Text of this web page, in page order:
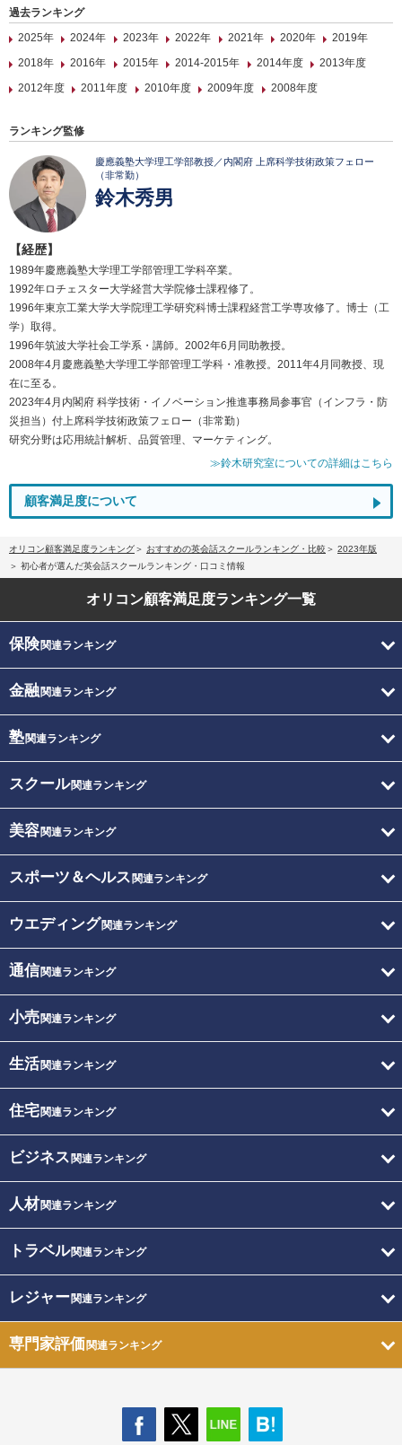
過去ランキング
2025年
2024年 2023年 2022年 2021年 2020年
2019年
2018年
2016年 2015年 2014-2015年 2014年度
2013年度
2012年度
2011年度 2010年度 2009年度 2008年度
ランキング監修
慶應義塾大学理工学部教授／内閣府 上席科学技術政策フェロー
（非常勤）
鈴木秀男
【経歴】
1989年慶應義塾大学理工学部管理工学科卒業。
1992年ロチェスター大学経営大学院修士課程修了。
1996年東京工業大学大学院理工学研究科博士課程経営工学専攻修了。博士（工
学）取得。
1996年筑波大学社会工学系・講師。2002年6月同助教授。
2008年4月慶應義塾大学理工学部管理工学科・准教授。2011年4月同教授、現
在に至る。
2023年4月内閣府 科学技術・イノベーション推進事務局参事官（インフラ・防
災担当）付上席科学技術政策フェロー（非常勤）
研究分野は応用統計解析、品質管理、マーケティング。
≫鈴木研究室についての詳細はこちら
顧客満足度について
オリコン顧客満足度ランキング おすすめの英会話スクールランキング・比較
2023年版
初心者が選んだ英会話スクールランキング・口コミ情報
オリコン顧客満足度ランキング一覧
保険関連ランキング
金融関連ランキング
塾関連ランキング
スクール関連ランキング
美容関連ランキング
スポーツ＆ヘルス 関連ランキング
ウエディング関連ランキング
通信関連ランキング
小売関連ランキング
生活関連ランキング
住宅関連ランキング
ビジネス 関連ランキング
人材関連ランキング
トラベル関連ランキング
レジャー関連ランキング
専門家評価関連ランキング